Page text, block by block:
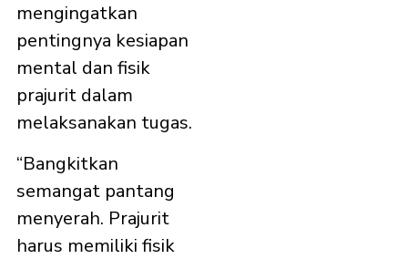
mengingatkan
pentingnya kesiapan
mental dan fisik
prajurit dalam
melaksanakan tugas.
“Bangkitkan
semangat pantang
menyerah. Prajurit
harus memiliki fisik